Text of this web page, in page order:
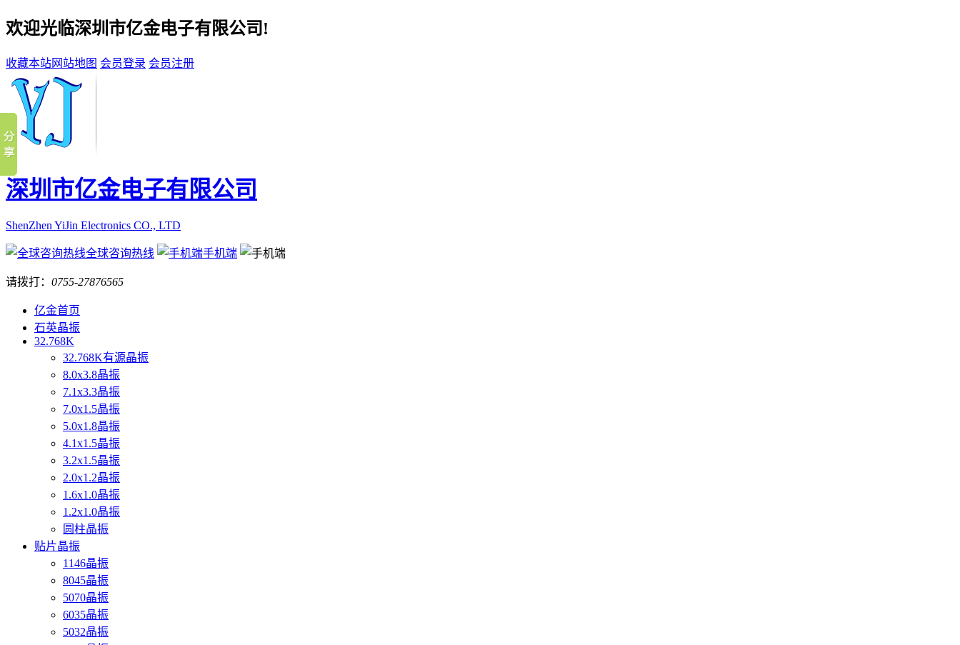
欢迎光临深圳市亿金电子有限公司!
收藏本站网站地图 会员登录 会员注册
深圳市亿金电子有限公司
ShenZhen YiJin Electronics CO., LTD
全球咨询热线 手机端
请拨打： 0755-27876565
亿金首页
石英晶振
32.768K
32.768K有源晶振
8.0x3.8晶振
7.1x3.3晶振
7.0x1.5晶振
5.0x1.8晶振
4.1x1.5晶振
3.2x1.5晶振
2.0x1.2晶振
1.6x1.0晶振
1.2x1.0晶振
圆柱晶振
贴片晶振
1146晶振
8045晶振
5070晶振
6035晶振
5032晶振